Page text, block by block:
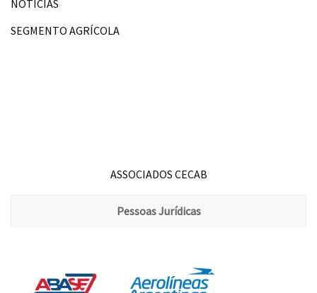
NOTÍCIAS
SEGMENTO AGRÍCOLA
ASSOCIADOS CECAB
Pessoas Jurídicas